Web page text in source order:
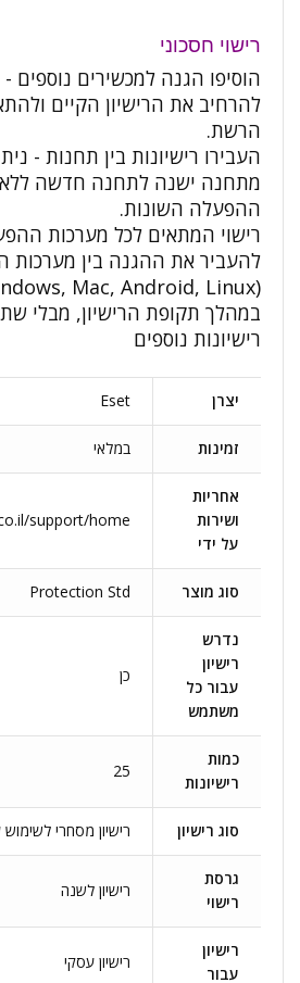
רישוי חסכוני
הוסיפו הגנה למכשירים נוספים
להרחיב את הרישיון הקיים
הרשת.
העבירו רישיונות בין תחנות -
מתחנה ישנה לתחנה חדשה
ההפעלה השונות.
רישוי המתאים לכל מערכות
להעביר את ההגנה בין מערכות
במהלך תקופת הרישיון, מבלי
רישיונות נוספים
יצרן Eset
זמינות במלאי
אחריות
ושירות
על ידי
support/home
סוג מוצר Protection Std
נדרש
רישיון
עבור כל
משתמש
כן
כמות
רישיונות
25
סוג רישיון רישיון מסחרי
גרסת
רישוי
רישיון לשנה
רישיון
עבור
רישיון עסקי